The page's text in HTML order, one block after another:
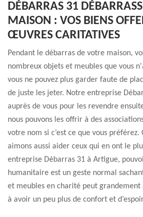
DÉBARRAS 31
MAISON : VOS BIENS
ŒUVRES CARITATIVES
Pendant le débarras de votre maison,
nombreux objets et meubles que vous
vous ne pouvez plus garder faute de
de juste les jeter. Notre entreprise
auprès de vous pour les revendre
nous pouvons les offrir à des
votre nom si c’est ce que vous préférez.
aimons aussi aider ceux qui en ont le
entreprise Débarras 31 à Artigue,
humanitaire est un geste normal
et meubles en charité peut grandement
à avoir un peu plus de confort et